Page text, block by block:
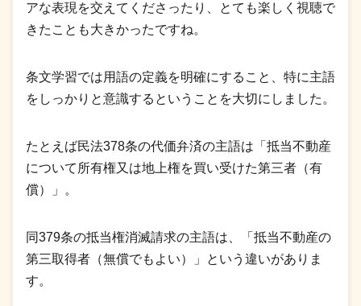
アな表現を交えてくださったり、とても楽しく視聴で
きたことも大きかったですね。
条文学習では用語の定義を明確にすること、特に主語
をしっかりと意識するということを大切にしました。
たとえば民法378条の代価弁済の主語は「抵当不動産
について所有権又は地上権を買い受けた第三者（有
償）」。
同379条の抵当権消滅請求の主語は、「抵当不動産の
第三取得者（無償でもよい）」という違いがありま
す。